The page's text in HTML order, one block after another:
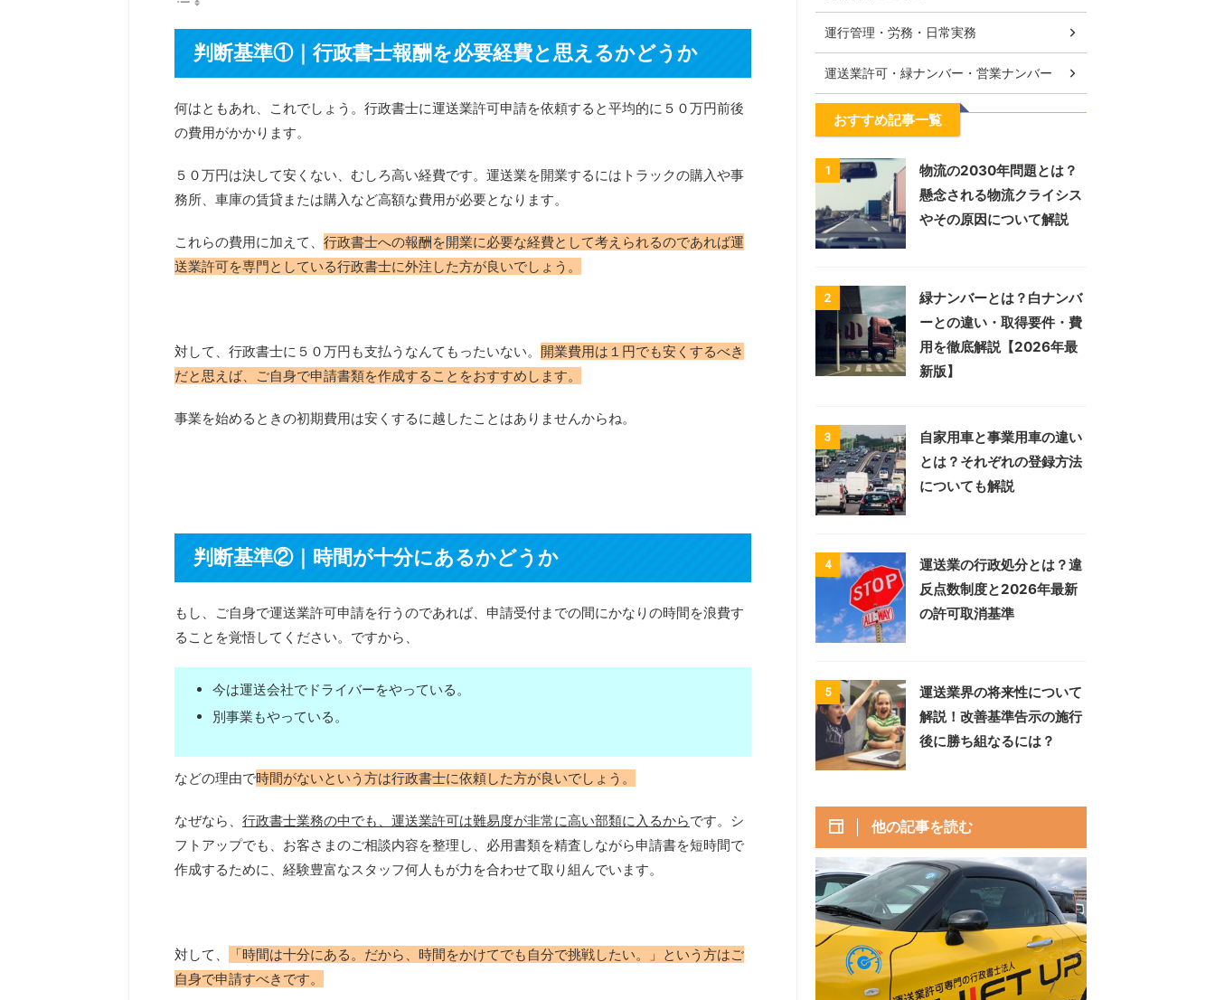
判断基準①｜行政書士報酬を必要経費と思えるかどうか
何はともあれ、これでしょう。行政書士に運送業許可申請を依頼すると平均的に５０万円前後
の費用がかかります。
５０万円は決して安くない、むしろ高い経費です。運送業を開業するにはトラックの購入や事
務所、車庫の賃貸または購入など高額な費用が必要となります。
これらの費用に加えて、 行政書士への報酬を開業に必要な経費として考えられるのであれば運
送業許可を専門としている行政書士に外注した方が良いでしょう。
対して、行政書士に５０万円も支払うなんてもったいない。 開業費用は１円でも安くするべき
だと思えば、ご自身で申請書類を作成することをおすすめします。
事業を始めるときの初期費用は安くするに越したことはありませんからね。
判断基準②｜時間が十分にあるかどうか
もし、ご自身で運送業許可申請を行うのであれば、申請受付までの間にかなりの時間を浪費す
ることを覚悟してください。ですから、
今は運送会社でドライバーをやっている。
別事業もやっている。
などの理由で時間がないという方は行政書士に依頼した方が良いでしょう。
なぜなら、 行政書士業務の中でも、運送業許可は難易度が非常に高い部類に入るからです。シ
フトアップでも、お客さまのご相談内容を整理し、必用書類を精査しながら申請書を短時間で
作成するために、経験豊富なスタッフ何人もが力を合わせて取り組んでいます。
対して、
「時間は十分にある。だから、時間をかけてでも自分で挑戦したい。」という方はご
自身で申請すべきです。
運行管理・労務・日常実務
運送業許可・緑ナンバー・営業ナンバー
おすすめ記事一覧
1
物流の2030年問題とは？
懸念される物流クライシス
やその原因について解説
2
緑ナンバーとは？白ナンバ
ーとの違い・取得要件・費
用を徹底解説【2026年最
新版】
3
自家用車と事業用車の違い
とは？それぞれの登録方法
についても解説
4
運送業の行政処分とは？違
反点数制度と2026年最新
の許可取消基準
5
運送業界の将来性について
解説！改善基準告示の施行
後に勝ち組なるには？
他の記事を読む